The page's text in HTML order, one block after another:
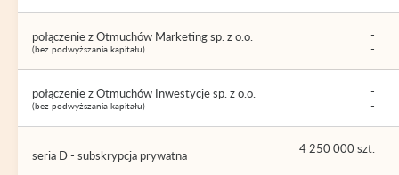
połączenie z Otmuchów Marketing sp. z o.o.
(bez podwyższania kapitału)
-
-
połączenie z Otmuchów Inwestycje sp. z o.o.
(bez podwyższania kapitału)
-
-
seria D - subskrypcja prywatna
4 250 000 szt.
-